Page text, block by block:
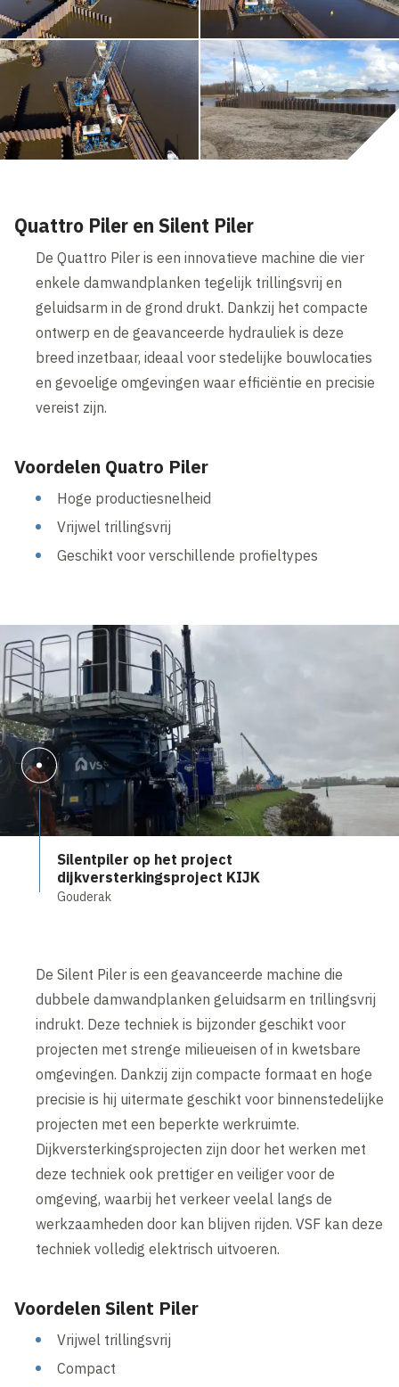
Quattro Piler en Silent Piler
De Quattro Piler is een innovatieve machine die vier
enkele damwandplanken tegelijk trillingsvrij en
geluidsarm in de grond drukt. Dankzij het compacte
ontwerp en de geavanceerde hydrauliek is deze
breed inzetbaar, ideaal voor stedelijke bouwlocaties
en gevoelige omgevingen waar efficiëntie en precisie
vereist zijn.
Voordelen Quatro Piler
Hoge productiesnelheid
Vrijwel trillingsvrij
Geschikt voor verschillende profieltypes
Silentpiler op het project
dijkversterkingsproject KIJK
Gouderak
De Silent Piler is een geavanceerde machine die
dubbele damwandplanken geluidsarm en trillingsvrij
indrukt. Deze techniek is bijzonder geschikt voor
projecten met strenge milieueisen of in kwetsbare
omgevingen. Dankzij zijn compacte formaat en hoge
precisie is hij uitermate geschikt voor binnenstedelijke
projecten met een beperkte werkruimte.
Dijkversterkingsprojecten zijn door het werken met
deze techniek ook prettiger en veiliger voor de
omgeving, waarbij het verkeer veelal langs de
werkzaamheden door kan blijven rijden. VSF kan deze
techniek volledig elektrisch uitvoeren.
Voordelen Silent Piler
Vrijwel trillingsvrij
Compact